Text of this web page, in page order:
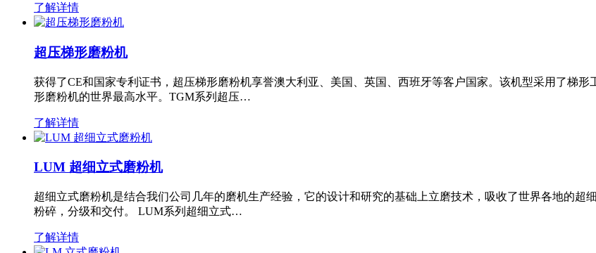
了解详情
超压梯形磨粉机
获得了CE和国家专利证书，超压梯形磨粉机享誉澳大利亚、美国、英国、西班牙等客户国家。该机型采用了梯
形磨粉机的世界最高水平。TGM系列超压…
了解详情
LUM 超细立式磨粉机
超细立式磨粉机是结合我们公司几年的磨机生产经验，它的设计和研究的基础上立磨技术，吸收了世界各地的
粉碎，分级和交付。 LUM系列超细立式…
了解详情